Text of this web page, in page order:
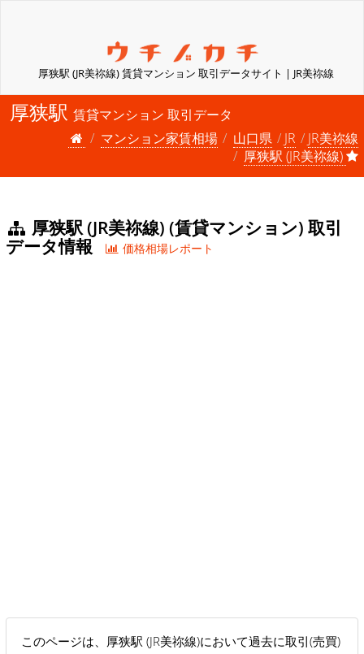
厚狭駅 (JR美祢線) 賃貸マンション 取引データサイト | JR美祢線
厚狭駅 賃貸マンション 取引データ
マンション家賃相場
山口県 JR
JR美祢線
厚狭駅 (JR美祢線)
厚狭駅 (JR美祢線) (賃貸マンション) 取引
データ情報
価格相場レポート
このページは、厚狭駅 (JR美祢線)において過去に取引(売買)